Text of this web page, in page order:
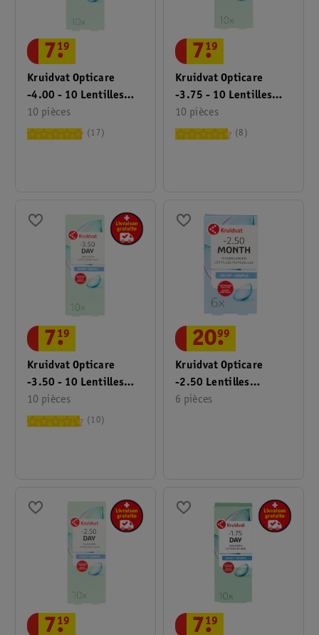
Kruidvat Opticare
-4.00 - 10 Lentilles
Quotidiennes Souples
10 pièces
7.
19
17
Kruidvat Opticare
-3.75 - 10 Lentilles
Quotidiennes Souples
10 pièces
7.
19
8
Kruidvat Opticare
-3.50 - 10 Lentilles
Quotidiennes Souples
10 pièces
7.
19
10
Kruidvat Opticare
-2.50 Lentilles
Mensuelles Souples
6 pièces
20.
99
7.
19 7.
19